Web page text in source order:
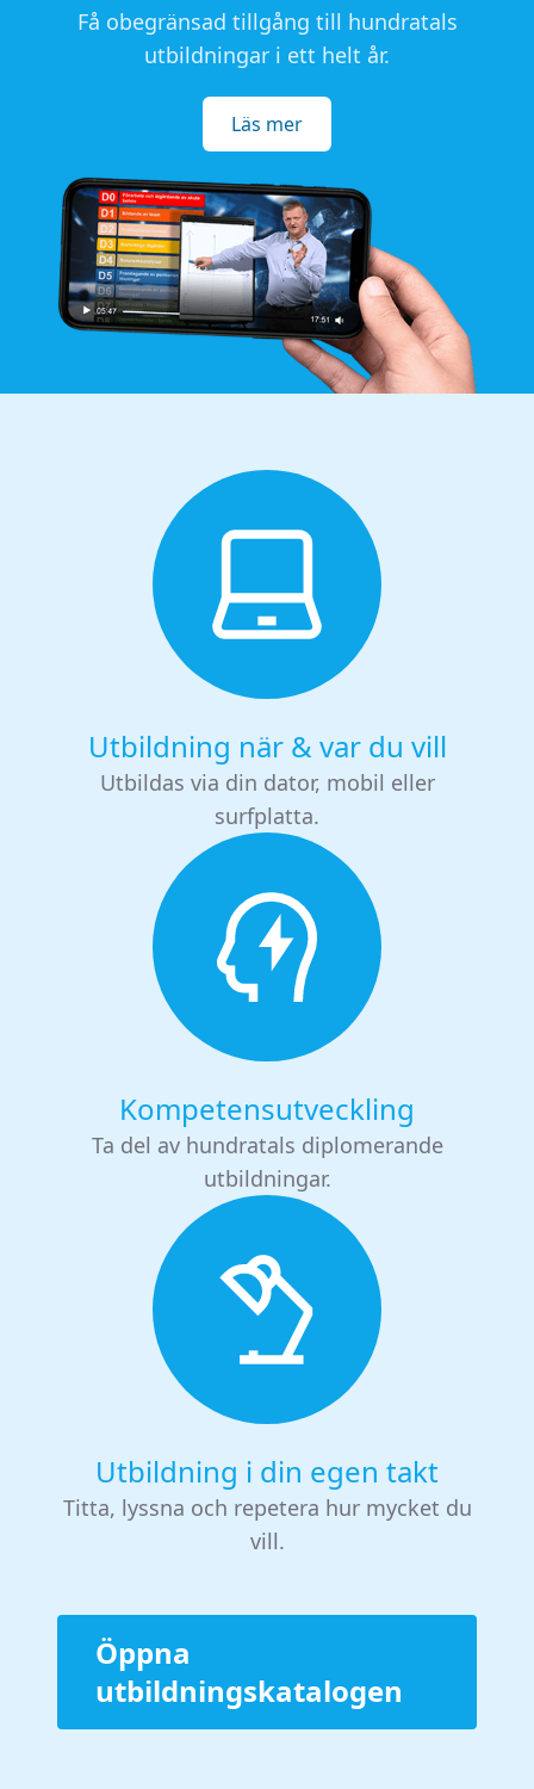
Få obegränsad tillgång till hundratals
utbildningar i ett helt år.
Läs mer
Utbildning när & var du vill
Utbildas via din dator, mobil eller
surfplatta.
Kompetensutveckling
Ta del av hundratals diplomerande
utbildningar.
Utbildning i din egen takt
Titta, lyssna och repetera hur mycket du
vill.
Öppna
utbildningskatalogen